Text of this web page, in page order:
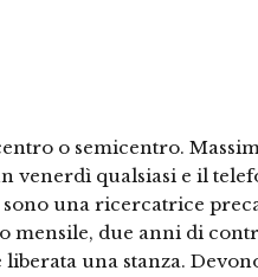
o semicentro.
venerdì qualsiasi e il
una ricercatrice
mensile, due anni di
una stanza.